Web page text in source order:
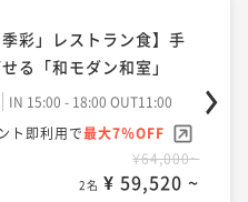
彩」レストラン食】手
る「和モダン和室」
IN 15:00 - 18:00 OUT11:00
ト即利用で最大7％OFF
¥64,000~
2名 ¥ 59,520 ~